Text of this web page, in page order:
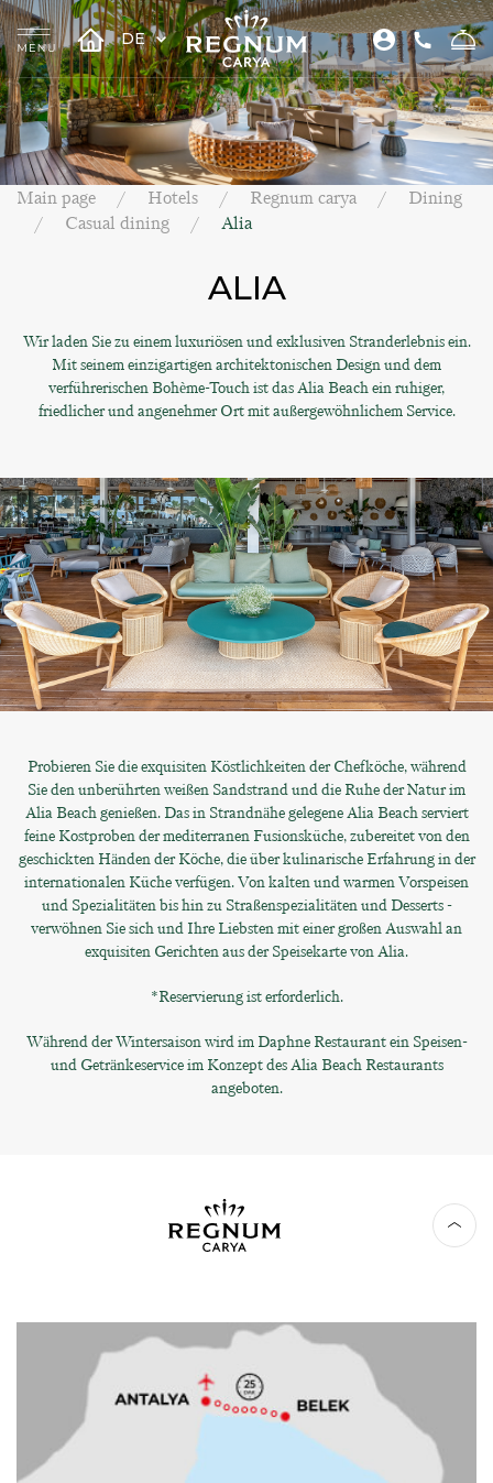
DE
Main page Hotels Regnum carya
Dining
Casual dining
Alia
ALIA
Wir laden Sie zu einem luxuriösen und exklusiven Stranderlebnis ein.
Mit seinem einzigartigen architektonischen Design und dem
verführerischen Bohème-Touch ist das Alia Beach ein ruhiger,
friedlicher und angenehmer Ort mit außergewöhnlichem Service.
Probieren Sie die exquisiten Köstlichkeiten der Chefköche, während
Sie den unberührten weißen Sandstrand und die Ruhe der Natur im
Alia Beach genießen. Das in Strandnähe gelegene Alia Beach serviert
feine Kostproben der mediterranen Fusionsküche, zubereitet von den
geschickten Händen der Köche, die über kulinarische Erfahrung in der
internationalen Küche verfügen. Von kalten und warmen Vorspeisen
und Spezialitäten bis hin zu Straßenspezialitäten und Desserts -
verwöhnen Sie sich und Ihre Liebsten mit einer großen Auswahl an
exquisiten Gerichten aus der Speisekarte von Alia.
*Reservierung ist erforderlich.
Während der Wintersaison wird im Daphne Restaurant ein Speisen-
und Getränkeservice im Konzept des Alia Beach Restaurants
angeboten.